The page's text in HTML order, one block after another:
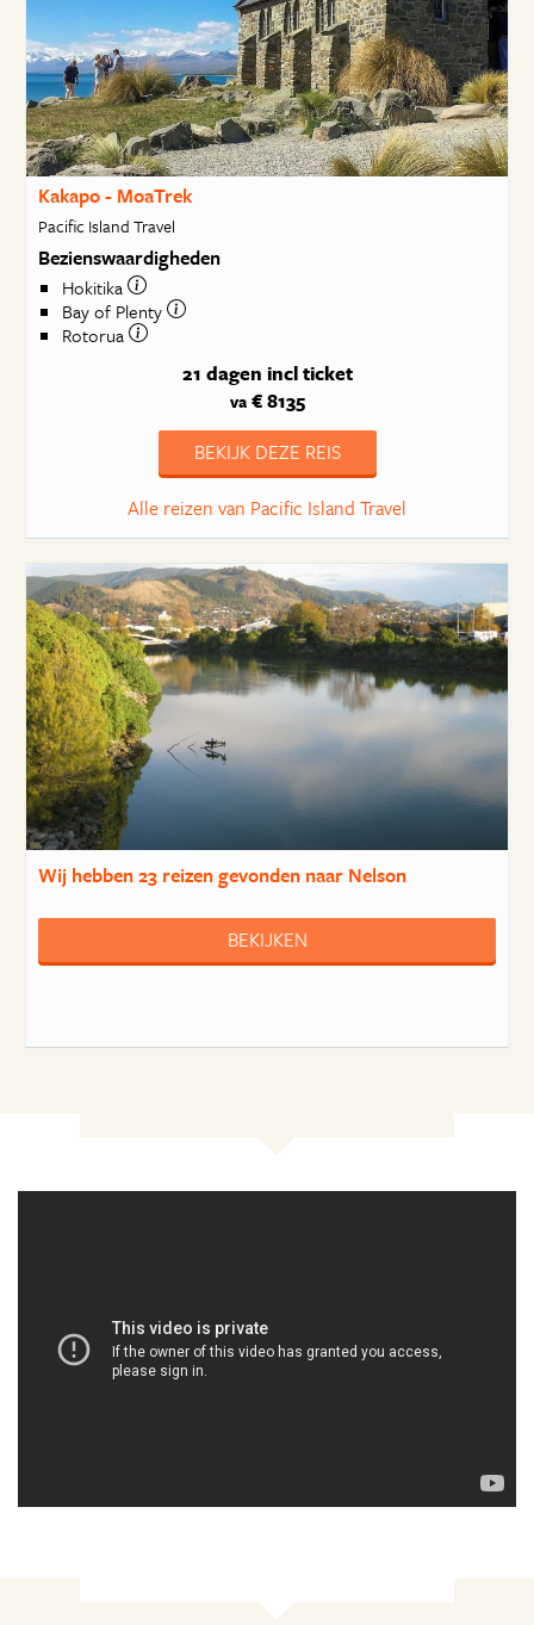
Kakapo - MoaTrek
Pacific Island Travel
Bezienswaardigheden
Hokitika
Bay of Plenty
Rotorua
21 dagen incl ticket
va€ 8135
BEKIJK DEZE REIS
Alle reizen van Pacific Island Travel
Wij hebben23 reizengevonden naar Nelson
BEKIJKEN